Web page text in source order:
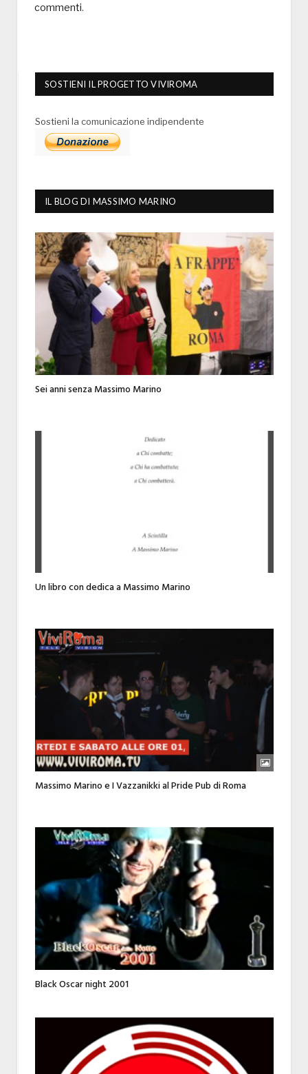
commenti.
SOSTIENI IL PROGETTO VIVIROMA
Sostieni la comunicazione indipendente
IL BLOG DI MASSIMO MARINO
Sei anni senza Massimo Marino
Un libro con dedica a Massimo Marino
Massimo Marino e I Vazzanikki al Pride Pub di Roma
Black Oscar night 2001